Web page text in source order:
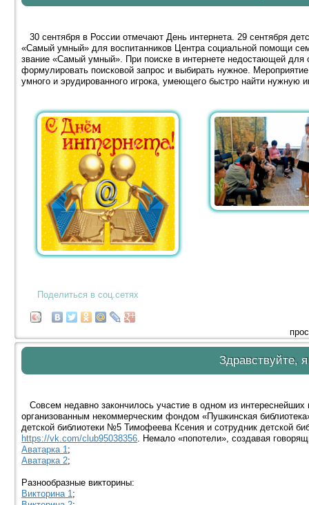
30 сентября в России отмечают День интернета. 29 сентября
«Самый умный» для воспитанников Центра социальной помощи
звание «Самый умный». При поиске в интернете недостающей для
формулировать поисковой запрос и выбирать нужное.
умного и эрудированного игрока, умеющего быстро найти нужную
Поделиться в соц.сетях
Здравствуйте,
Совсем недавно закончилось участие в одном из интереснейших
организованным некоммерческим фондом «Пушкинская
детской библиотеки №5 Тимофеева Ксения и сотрудник детской
https://vk.com/club95038356. Немало «попотели», создавая
Аватарка 1;
Аватарка 2;
Разнообразные викторины:
Викторина 1;